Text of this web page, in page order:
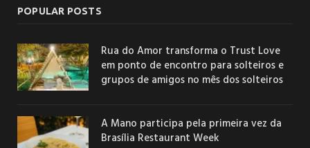
POPULAR POSTS
Rua do Amor transforma o Trust Love
em ponto de encontro para solteiros e
grupos de amigos no mês dos solteiros
A Mano participa pela primeira vez da
Brasília Restaurant Week